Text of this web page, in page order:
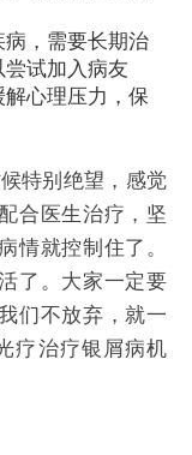
，需要长期治
试加入病友
心理压力，保
特别绝望，感觉
合医生治疗，坚
情就控制住了。
了。大家一定要
们不放弃，就一
疗治疗银屑病机